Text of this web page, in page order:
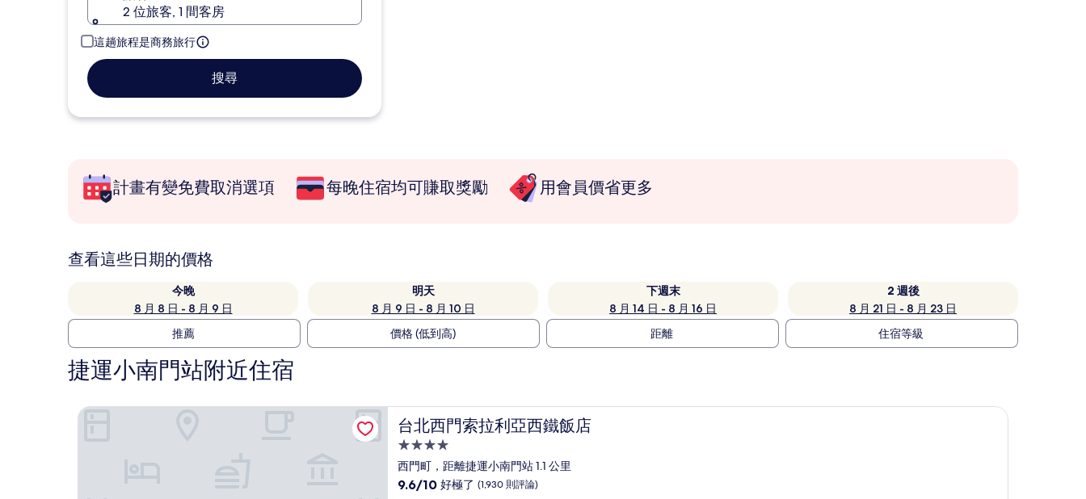
2 位旅客, 1 間客房
這趟旅程是商務旅行
搜尋
計畫有變免費取消選項 每晚住宿均可賺取獎勵 用會員價省更多
查看這些日期的價格
今晚
8 月 8 日 - 8 月 9 日
明天
8 月 9 日 - 8 月 10 日
下週末
8 月 14 日 - 8 月 16 日
2 週後
8 月 21 日 - 8 月 23 日
推薦
價格 (低到高) 距離 住宿等級
捷運小南門站附近住宿
台北西門索拉利亞西鐵飯店
台北西門索拉利亞西鐵飯店
4.0
星
級
西門町，距離捷運小南門站 1.1 公里
9.6
9.6/10 好極了 (1,930 則評論)
台北西門索拉利亞西鐵飯店